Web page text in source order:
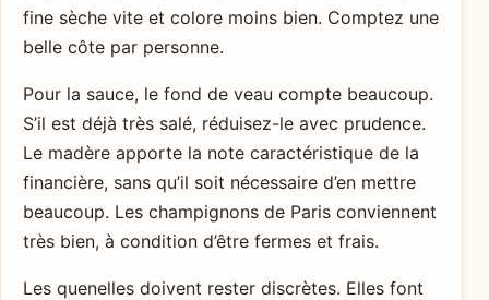
fine sèche vite et colore moins bien. Comptez une
belle côte par personne.
Pour la sauce, le fond de veau compte beaucoup.
S’il est déjà très salé, réduisez-le avec prudence.
Le madère apporte la note caractéristique de la
financière, sans qu’il soit nécessaire d’en mettre
beaucoup. Les champignons de Paris conviennent
très bien, à condition d’être fermes et frais.
Les quenelles doivent rester discrètes. Elles font